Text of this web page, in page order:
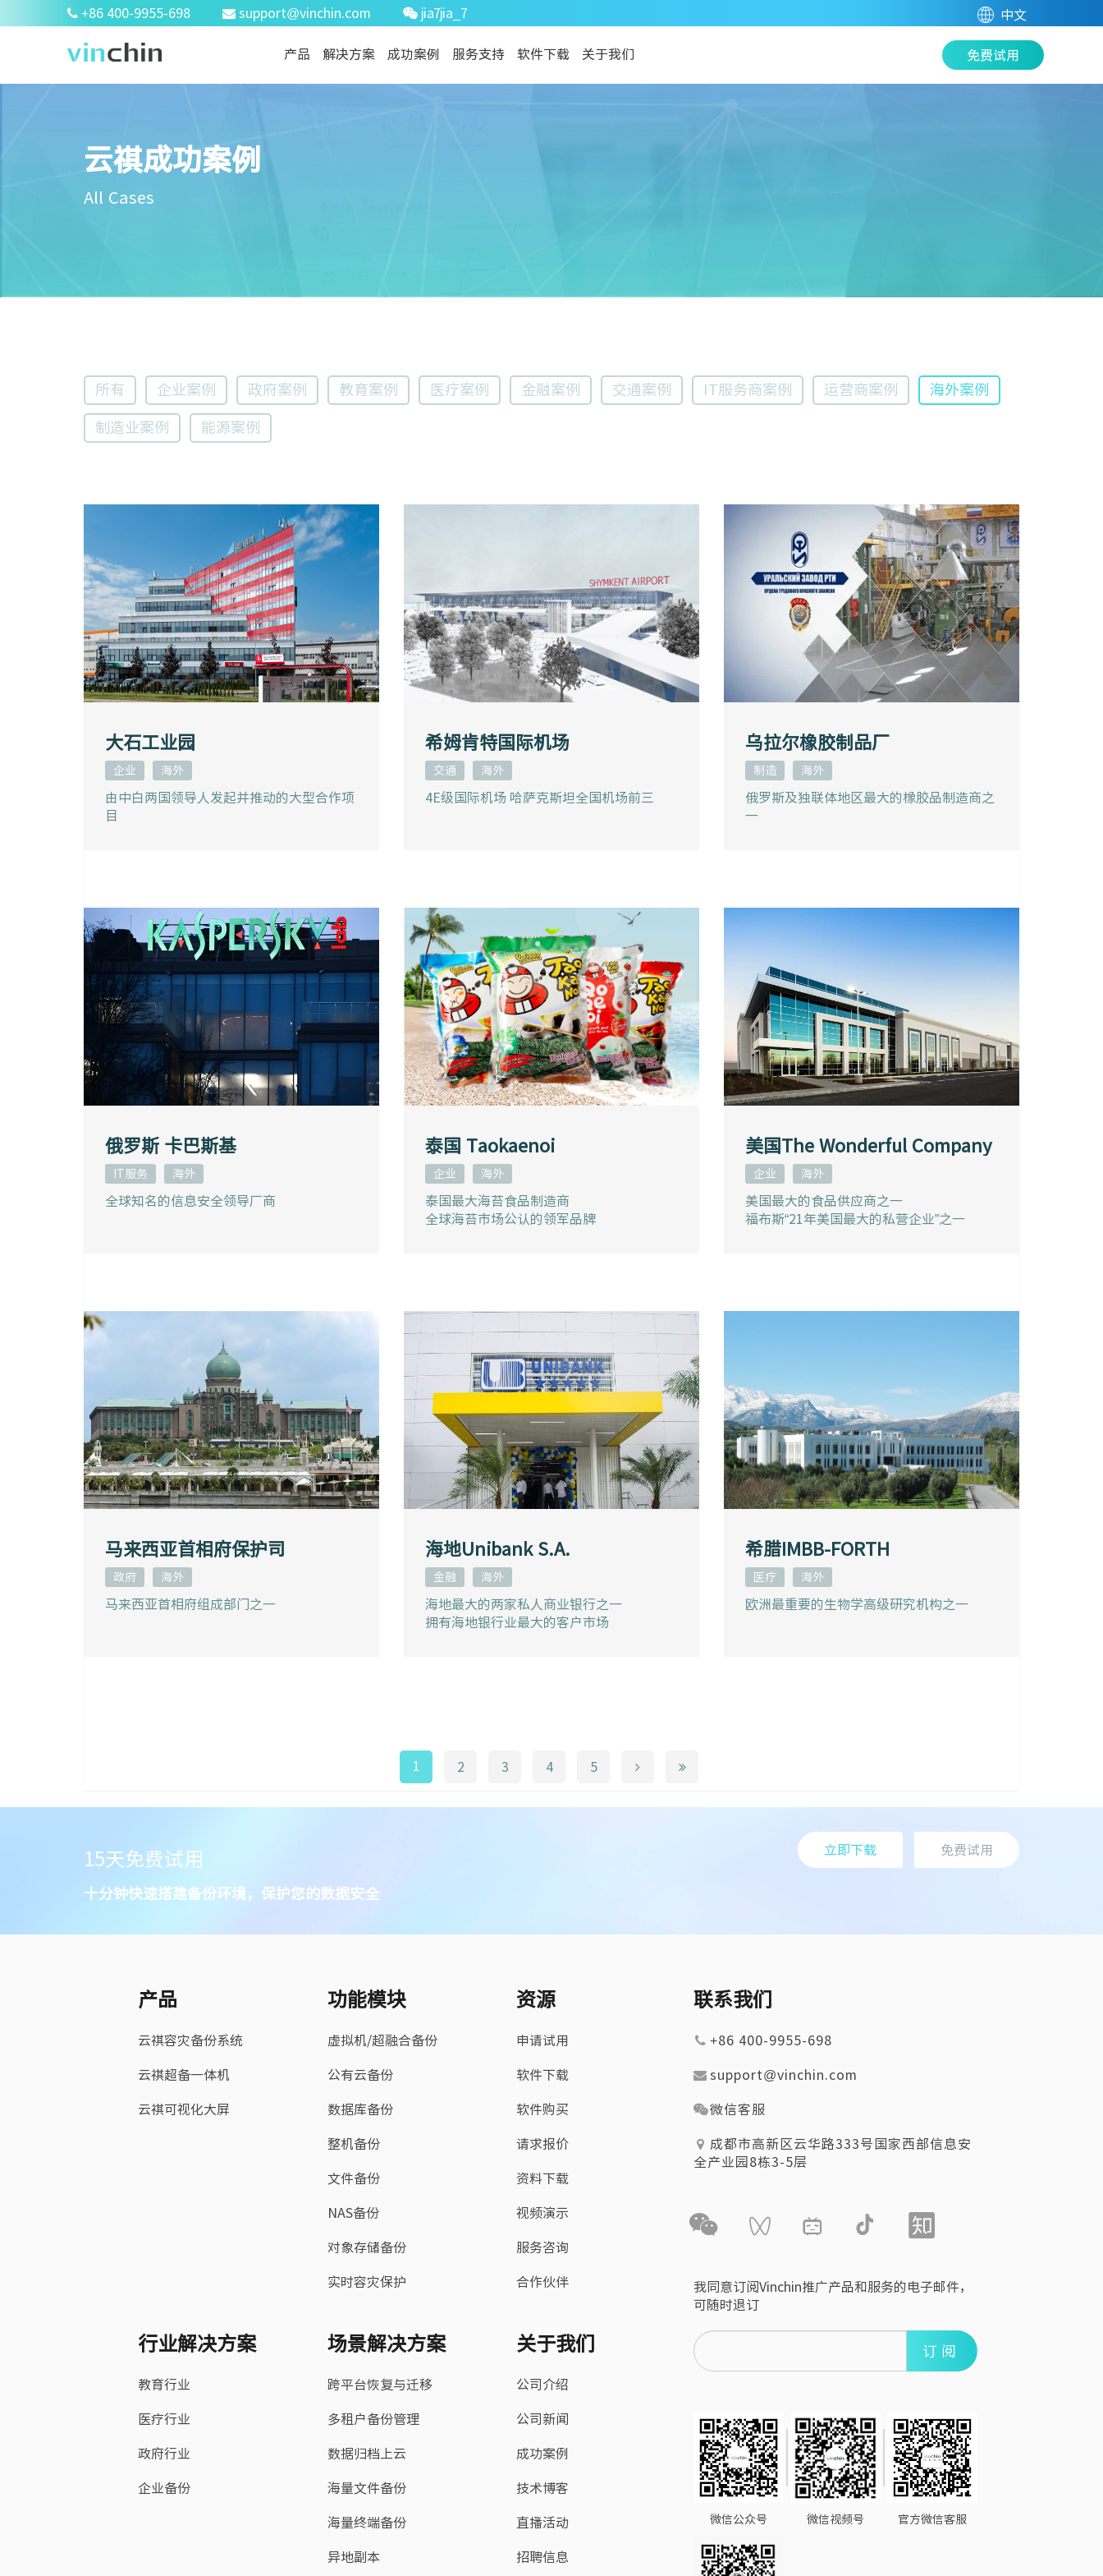
+86 400-9955-698 support@vinchin.com jia7jia_7 中文
产品 解决方案 成功案例 服务支持 软件下载 关于我们 免费试用
云祺成功案例
All Cases
所有 企业案例 政府案例 教育案例 医疗案例 金融案例 交通案例 IT服务商案例 运营商案例 海外案例
制造业案例 能源案例
大石工业园
企业 海外
由中白两国领导人发起并推动的大型合作项
目
希姆肯特国际机场
交通 海外
4E级国际机场 哈萨克斯坦全国机场前三
乌拉尔橡胶制品厂
制造 海外
俄罗斯及独联体地区最大的橡胶品制造商之
一
俄罗斯 卡巴斯基
IT服务 海外
全球知名的信息安全领导厂商
泰国 Taokaenoi
企业 海外
泰国最大海苔食品制造商
全球海苔市场公认的领军品牌
美国The Wonderful Company
企业 海外
美国最大的食品供应商之一
福布斯“21年美国最大的私营企业”之一
马来西亚首相府保护司
政府 海外
马来西亚首相府组成部门之一
海地Unibank S.A.
金融 海外
海地最大的两家私人商业银行之一
拥有海地银行业最大的客户市场
希腊IMBB-FORTH
医疗 海外
欧洲最重要的生物学高级研究机构之一
1 2 3 4 5
15天免费试用
十分钟快速搭建备份环境，保护您的数据安全
立即下载 免费试用
产品
云祺容灾备份系统
云祺超备一体机
云祺可视化大屏
功能模块
虚拟机/超融合备份
公有云备份
数据库备份
整机备份
文件备份
NAS备份
对象存储备份
实时容灾保护
资源
申请试用
软件下载
软件购买
请求报价
资料下载
视频演示
服务咨询
合作伙伴
行业解决方案
教育行业
医疗行业
政府行业
企业备份
场景解决方案
跨平台恢复与迁移
多租户备份管理
数据归档上云
海量文件备份
海量终端备份
异地副本
关于我们
公司介绍
公司新闻
成功案例
技术博客
直播活动
招聘信息
联系我们
+86 400-9955-698
support@vinchin.com
微信客服
成都市高新区云华路333号国家西部信息安
全产业园8栋3-5层
我同意订阅Vinchin推广产品和服务的电子邮件，
可随时退订
订阅
微信公众号 微信视频号 官方微信客服